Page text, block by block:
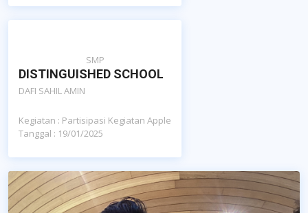
SMP
DISTINGUISHED SCHOOL
DAFI SAHIL AMIN
Kegiatan : Partisipasi Kegiatan Apple
Tanggal : 19/01/2025